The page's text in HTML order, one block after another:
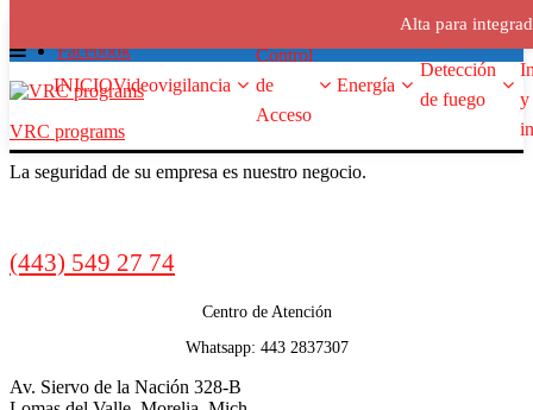
INICIOVideovigilancia
Control
de
Acceso
Energía
Detección
de fuego
y
to
to
Facebook
VRC programs
La seguridad de su empresa es nuestro negocio.
Call
(443) 549 27 74
Centro de Atención
Whatsapp: 443 2837307
Av. Siervo de la Nación 328-B
Alta para